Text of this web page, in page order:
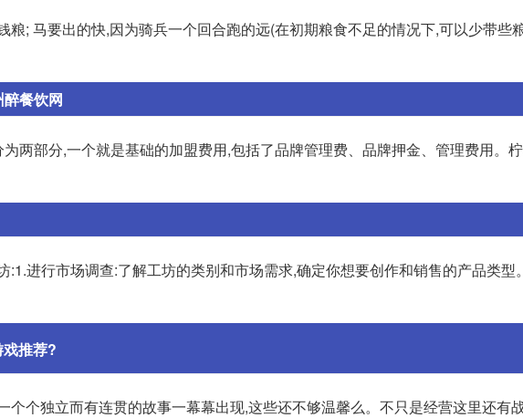
粮; 马要出的快,因为骑兵一个回合跑的远(在初期粮食不足的情况下,可以少带些
餐饮网
两部分,一个就是基础的加盟费用,包括了品牌管理费、品牌押金、管理费用。
:1.进行市场调查:了解工坊的类别和市场需求,确定你想要创作和销售的产品类型
戏推荐?
个个独立而有连贯的故事一幕幕出现,这些还不够温馨么。不只是经营这里还有